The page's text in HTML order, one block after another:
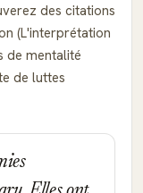
des citations
(L'interprétation
de mentalité
de luttes